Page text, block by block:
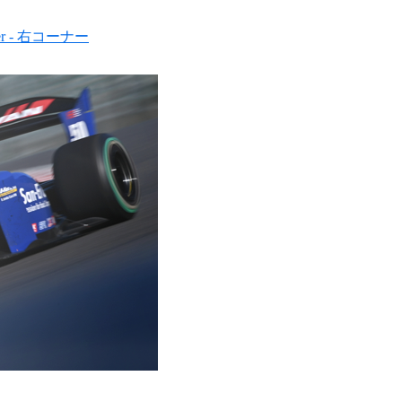
- 右コーナー